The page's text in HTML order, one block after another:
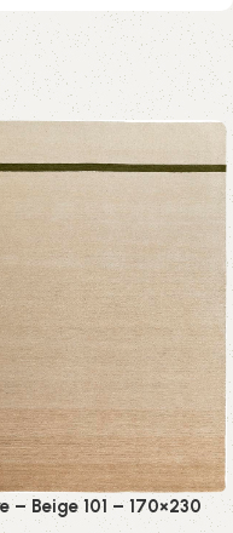
– Beige 101 – 170×230